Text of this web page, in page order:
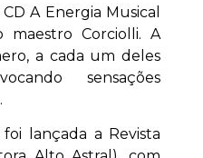
A Energia Musical
maestro Corciolli. A
a cada um deles
sensações
lançada a Revista